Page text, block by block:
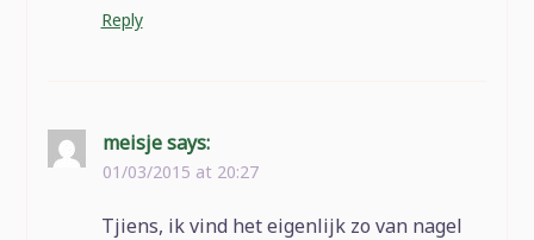
Reply
meisje says:
01/03/2015 at 20:27
Tjiens, ik vind het eigenlijk zo van nagel